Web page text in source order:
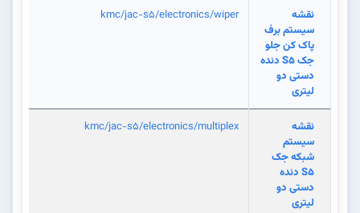
نقشه
سیستم برف
پاک کن جلو
جک S5 دنده
دستی دو
لیتری
kmc/jac-s5/electronics/wiper
نقشه
سیستم
شبکه جک
S5 دنده
دستی دو
لیتری
kmc/jac-s5/electronics/multiplex